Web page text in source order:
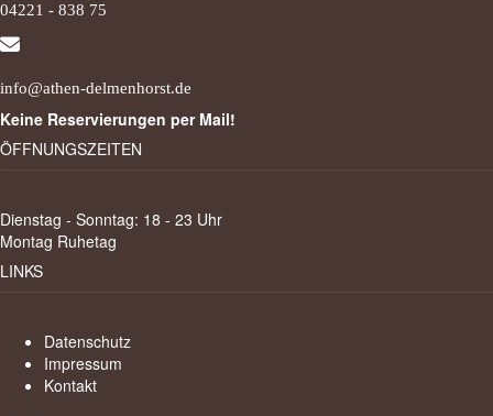
04221 - 838 75
info@athen-delmenhorst.de
Keine Reservierungen per Mail!
ÖFFNUNGSZEITEN
Dienstag - Sonntag: 18 - 23 Uhr
Montag Ruhetag
LINKS
Datenschutz
Impressum
Kontakt